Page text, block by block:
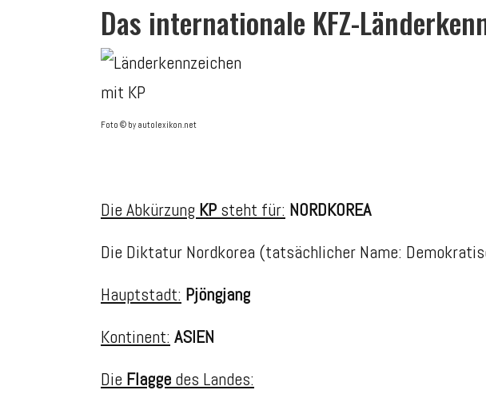
Das internationale KFZ-
Foto © by autolexikon.net
Die Abkürzung KP steht für: NORDKOREA
Die Diktatur Nordkorea (tatsächlicher Name:
Hauptstadt: Pjöngjang
Kontinent: ASIEN
Die Flagge des Landes: